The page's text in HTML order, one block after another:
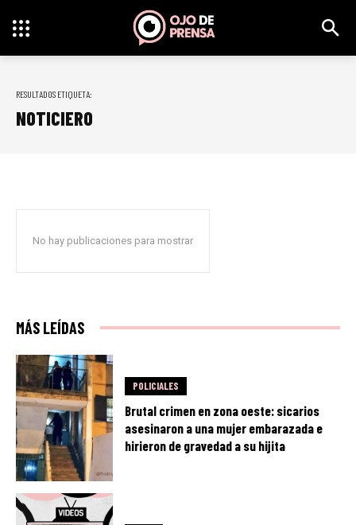
RESULTADOS ETIQUETA:
NOTICIERO
No hay publicaciones para mostrar
MÁS LEÍDAS
POLICIALES
Brutal crimen en zona oeste: sicarios
asesinaron a una mujer embarazada e
hirieron de gravedad a su hijita